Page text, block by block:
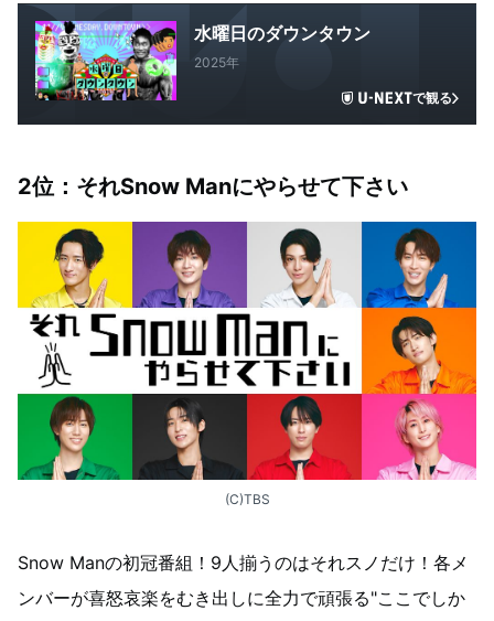
水曜日のダウンタウン
2025年
で観る
2位：それSnow Manにやらせて下さい
(C)TBS
Snow Manの初冠番組！9人揃うのはそれスノだけ！各メ
ンバーが喜怒哀楽をむき出しに全力で頑張る"ここでしか